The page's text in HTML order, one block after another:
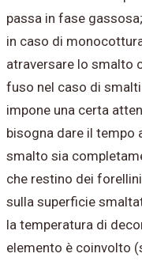
passa in fase gassosa;
in caso di
atraversare lo smalto
fuso nel caso di
impone una certa
bisogna dare il tempo
smalto sia
che restino dei
sulla superficie
la temperatura di
elemento è coinvolto